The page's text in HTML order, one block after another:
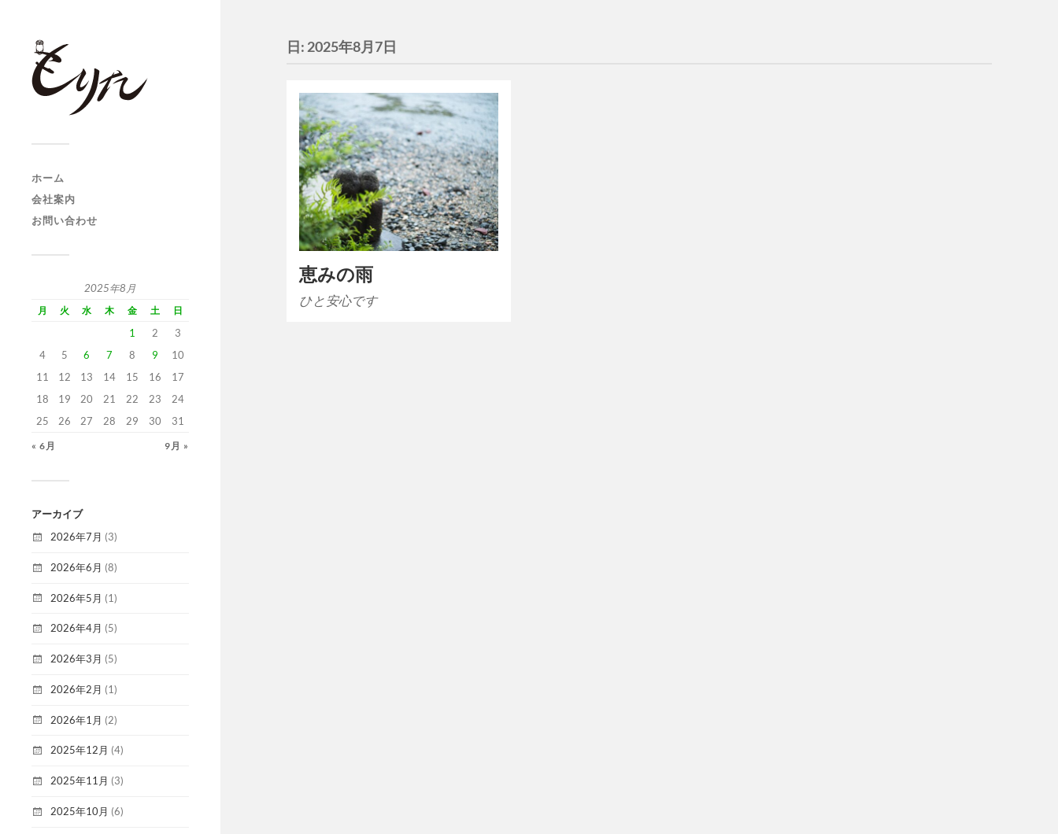
ホーム
会社案内
お問い合わせ
2025年8月
月 火 水 木 金 土 日
1 2
3
4
5 6 7 8 9
10
11
12 13 14 15 16
17
18
19 20 21 22 23
24
25
26 27 28 29 30 31
« 6月 9月 »
アーカイブ
2026年7月 (3)
2026年6月 (8)
2026年5月 (1)
2026年4月 (5)
2026年3月 (5)
2026年2月 (1)
2026年1月 (2)
2025年12月 (4)
2025年11月 (3)
2025年10月 (6)
日: 2025年8月7日
恵みの雨
ひと安心です